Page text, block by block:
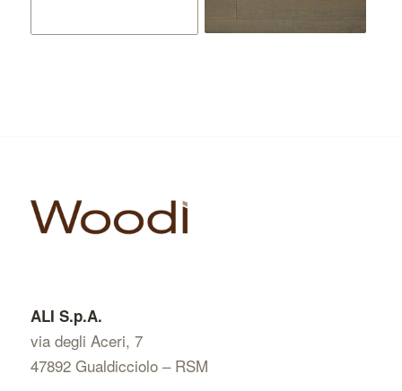
ALI S.p.A.
via degli Aceri, 7
47892 Gualdicciolo – RSM